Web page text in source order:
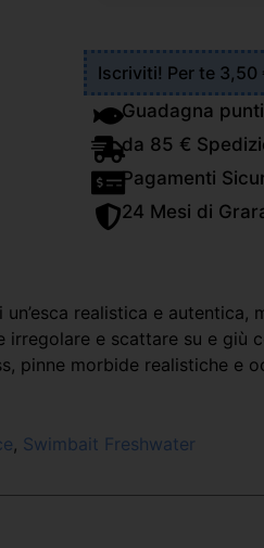
Iscriviti! Per te 3,50
Guadagna
da 85 €
Pagamenti
24 Mesi di
realistica e
e scattare su e
morbide realistiche e
, Swimbait Freshwater